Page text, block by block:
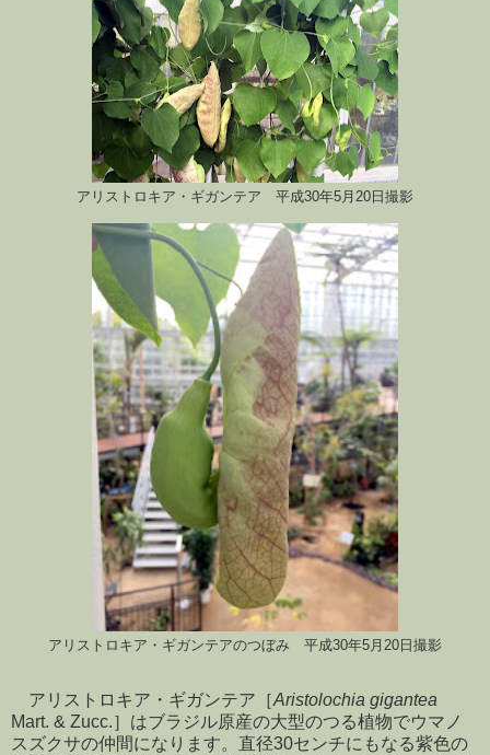
アリストロキア・ギガンテア 平成30年5月20日撮影
アリストロキア・ギガンテアのつぼみ 平成30年5月20日撮影
アリストロキア・ギガンテア［Aristolochia gigantea
Mart. & Zucc.］はブラジル原産の大型のつる植物でウマノ
スズクサの仲間になります。直径30センチにもなる紫色の